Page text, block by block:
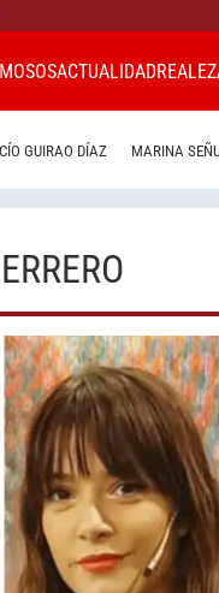
ACTUALIDAD
GUIRAO DÍAZ MARINA